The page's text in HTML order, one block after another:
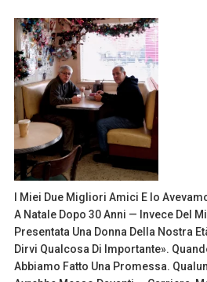
I Miei Due Migliori Amici E Io
A Natale Dopo 30 Anni — Invece Del
Presentata Una Donna Della Nostra
Dirvi Qualcosa Di Importante».
Abbiamo Fatto Una Promessa.